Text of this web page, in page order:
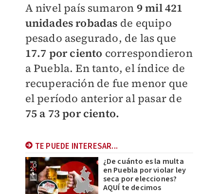
A nivel país sumaron 9 mil 421
unidades robadas de equipo
pesado asegurado, de las que
17.7 por ciento correspondieron
a Puebla. En tanto, el índice de
recuperación de fue menor que
el período anterior al pasar de
75 a 73 por ciento.
TE PUEDE INTERESAR...
¿De cuánto es la multa
en Puebla por violar ley
seca por elecciones?
AQUÍ te decimos